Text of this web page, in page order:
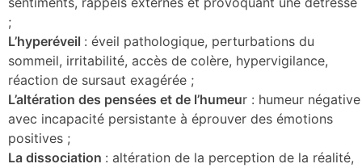
;
L’hyperéveil : éveil pathologique, perturbations du
sommeil, irritabilité, accès de colère, hypervigilance,
réaction de sursaut exagérée ;
L’altération des pensées et de l’humeur : humeur négative
avec incapacité persistante à éprouver des émotions
positives ;
La dissociation : altération de la perception de la réalité,